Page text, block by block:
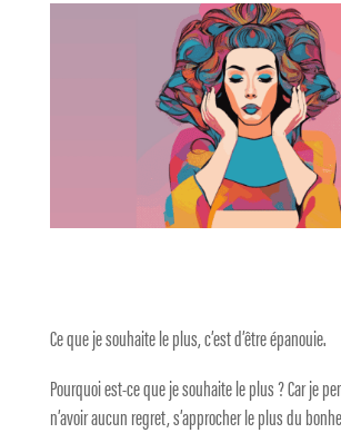
Ce que je souhaite le plus, c’est d’être épanouie.
Pourquoi est-ce que je souhaite le plus ? Car je
n’avoir aucun regret, s’approcher le plus du